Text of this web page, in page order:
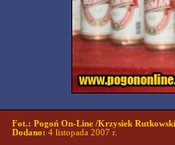
Fot.: Pogoń On-Line /Krzysiek Rutkowski
Dodano: 4 listopada 2007 r.